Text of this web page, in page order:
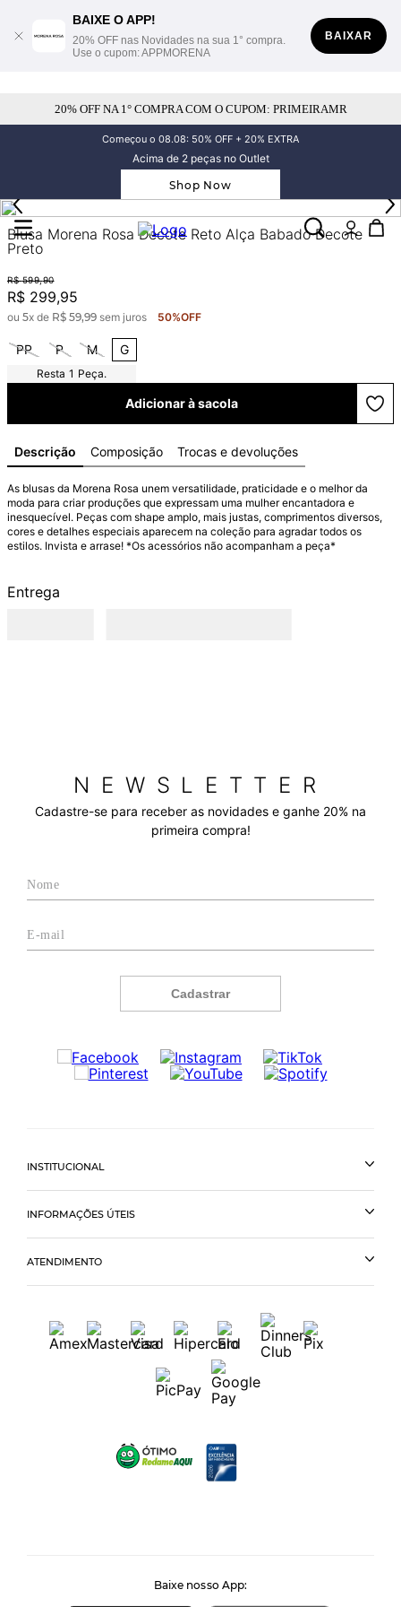
BAIXE O APP!
20% OFF nas Novidades na sua 1° compra.
Use o cupom: APPMORENA
BAIXAR
20% OFF NA 1° COMPRA COM O CUPOM: PRIMEIRAMR
Começou o 08.08: 50% OFF + 20% EXTRA
Acima de 2 peças no Outlet
Shop Now
Blusa Morena Rosa Decote Reto Alça Babado Decote
Preto
R$ 599,90
R$ 299,95
ou 5x de R$ 59,99 sem juros 50%OFF
PP P M G
1 Peça.
Adicionar à sacola
Descrição Composição Trocas e devoluções
As blusas da Morena Rosa unem versatilidade, praticidade e o melhor da
moda para criar produções que expressam uma mulher encantadora e
inesquecível. Peças com shape amplo, mais justas, comprimentos diversos,
cores e detalhes especiais aparecem na coleção para agradar todos os
estilos. Invista e arrase! *Os acessórios não acompanham a peça*
Entrega
NEWSLETTER
Cadastre-se para receber as novidades e ganhe 20% na
primeira compra!
Cadastrar
INSTITUCIONAL
INFORMAÇÕES ÚTEIS
ATENDIMENTO
Baixe nosso App: